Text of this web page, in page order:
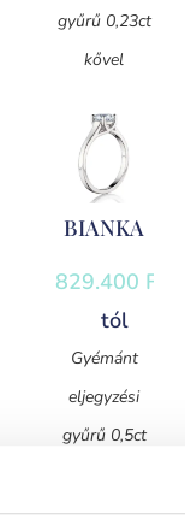
gyűrű 0,23ct
kővel
BIANKA
829.400 Ft
tól
Gyémánt
eljegyzési
gyűrű 0,5ct